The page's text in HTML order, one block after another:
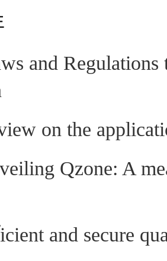
and
on the
Qzone: A
and secure